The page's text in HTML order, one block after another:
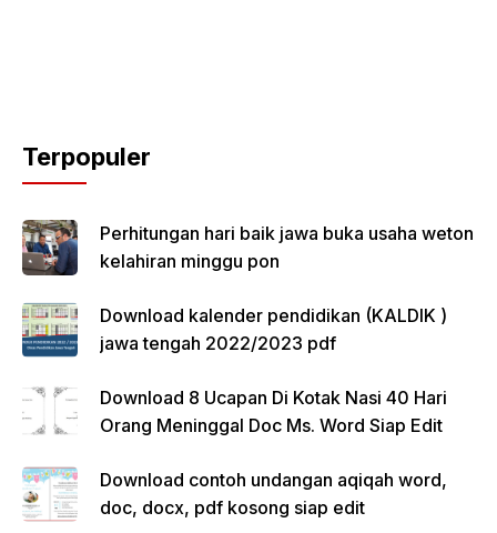
Terpopuler
Perhitungan hari baik jawa buka usaha weton
kelahiran minggu pon
Download kalender pendidikan (KALDIK )
jawa tengah 2022/2023 pdf
Download 8 Ucapan Di Kotak Nasi 40 Hari
Orang Meninggal Doc Ms. Word Siap Edit
Download contoh undangan aqiqah word,
doc, docx, pdf kosong siap edit